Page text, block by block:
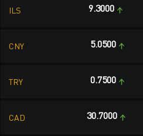
ILS 9.3000
CNY 5.0500
TRY 0.7500
CAD 30.7000